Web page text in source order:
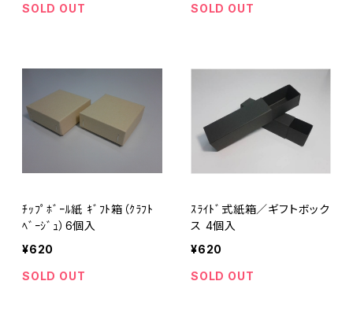
SOLD OUT
SOLD OUT
ﾁｯﾌﾟﾎﾞｰﾙ紙 ｷﾞﾌﾄ箱（ｸﾗﾌﾄ
ﾍﾞｰｼﾞｭ）6個入
¥620
SOLD OUT
ｽﾗｲﾄﾞ式紙箱／ギフトボック
ス 4個入
¥620
SOLD OUT